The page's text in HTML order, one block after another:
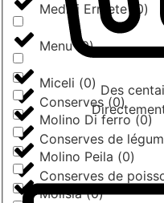
Conserves (0)
Conserves de
Conserves de
Medici Ermete 0)
Menu 0)
Miceli (0)
Molino Di ferro (0)
Molino Peila (0)
Molisia(0)
Des